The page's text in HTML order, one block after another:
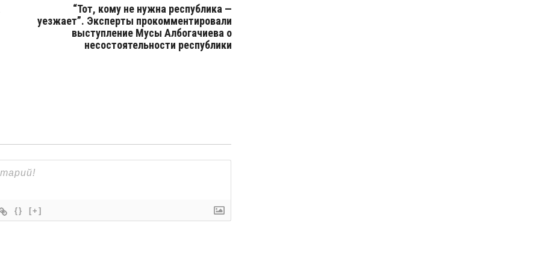
“Тот, кому не нужна республика —
уезжает”. Эксперты прокомментировали
выступление Мусы Албогачиева о
несостоятельности республики
{} [+]